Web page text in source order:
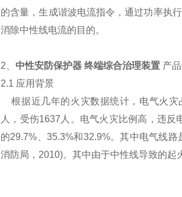
的含量，生成谐波电流指令，通过功率执
消除中性线电流的目的。
2、 中性安防保护器 终端综合治理装置 产
2.1 应用背景
根据近几年的火灾数据统计，电气火灾
人，受伤1637人。电气火灾比例高，违反
的29.7%、35.3%和32.9%。其中电气线路
消防局， 2010)。其中由于中性线导致的起